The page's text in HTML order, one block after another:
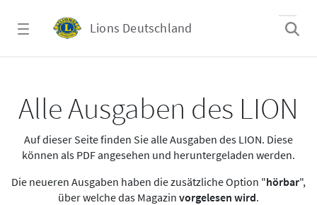
Lions Deutschland
Alle Ausgaben des LION
Auf dieser Seite finden Sie alle Ausgaben des LION. Diese
können als PDF angesehen und heruntergeladen werden.
Die neueren Ausgaben haben die zusätzliche Option "hörbar",
über welche das Magazin vorgelesen wird.